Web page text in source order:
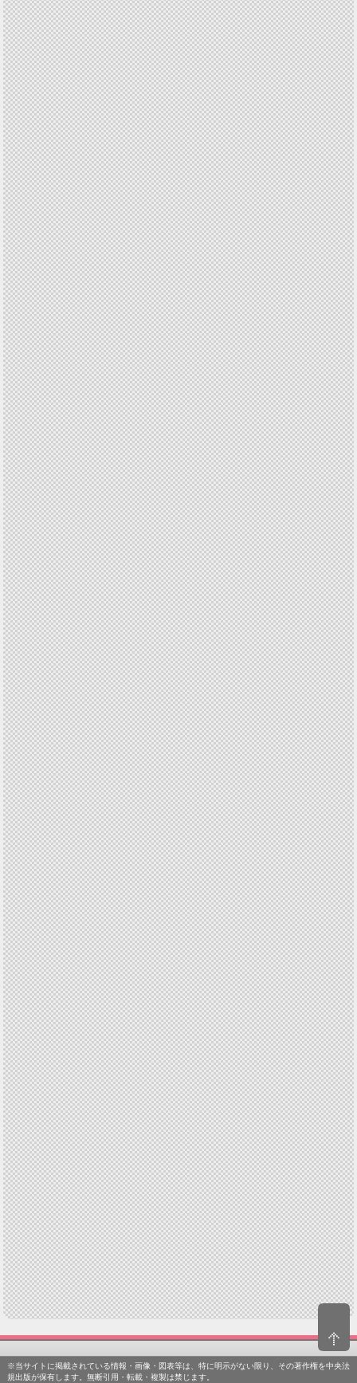
※当サイトに掲載されている情報・画像・図表等は、特に明示がない限り、その著作権を中央法
規出版が保有します。無断引用・転載・複製は禁じます。